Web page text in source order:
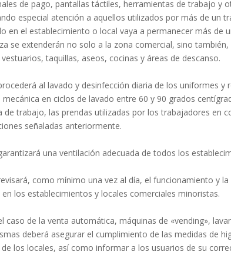
de pago, pantallas táctiles, herramientas de trabajo y
especial atención a aquellos utilizados por más de un
en el establecimiento o local vaya a permanecer más de
se extenderán no solo a la zona comercial, sino
taquillas, aseos, cocinas y áreas de descanso.
al lavado y desinfección diaria de los uniformes
en ciclos de lavado entre 60 y 90 grados
de trabajo, las prendas utilizadas por los trabajadores en
señaladas anteriormente.
una ventilación adecuada de todos los
como mínimo una vez al día, el funcionamiento y
en los establecimientos y locales comerciales minoristas.
caso de la venta automática, máquinas de «vending»,
deberá asegurar el cumplimiento de las medidas de
los locales, así como informar a los usuarios de su